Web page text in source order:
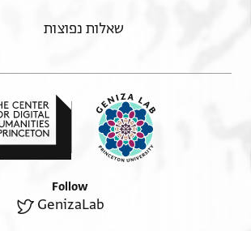
שאלות נפוצות
Follow
GenizaLab